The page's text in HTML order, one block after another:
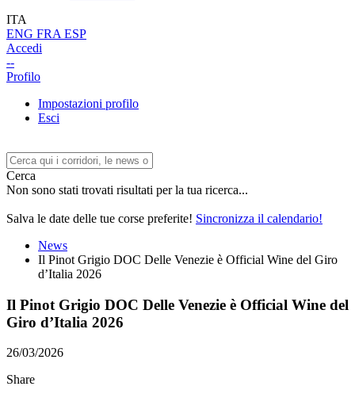
ITA
ENG FRA ESP
Accedi
--
Profilo
Impostazioni profilo
Esci
Cerca
Non sono stati trovati risultati per la tua ricerca...
Salva le date delle tue corse preferite! Sincronizza il calendario!
News
Il Pinot Grigio DOC Delle Venezie è Official Wine del Giro
d’Italia 2026
Il Pinot Grigio DOC Delle Venezie è Official Wine del
Giro d’Italia 2026
26/03/2026
Share